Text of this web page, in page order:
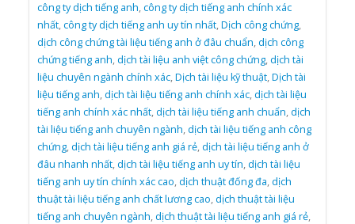
công ty dịch tiếng anh,công ty dịch tiếng anh chính xác
nhất,công ty dịch tiếng anh uy tín nhất,Dịch công chứng,
dịch công chứng tài liệu tiếng anh ở đâu chuẩn,dịch công
chứng tiếng anh,dịch tài liệu anh việt công chứng,dịch tài
liệu chuyên ngành chính xác,Dịch tài liệu kỹ thuật,Dịch tài
liệu tiếng anh,dịch tài liệu tiếng anh chính xác,dịch tài liệu
tiếng anh chính xác nhất,dịch tài liệu tiếng anh chuẩn,dịch
tài liệu tiếng anh chuyên ngành,dịch tài liệu tiếng anh công
chứng,dịch tài liệu tiếng anh giá rẻ,dịch tài liệu tiếng anh ở
đâu nhanh nhất,dịch tài liệu tiếng anh uy tín,dịch tài liệu
tiếng anh uy tín chính xác cao,dịch thuật đống đa,dịch
thuật tài liệu tiếng anh chất lương cao,dịch thuật tài liệu
tiếng anh chuyên ngành,dịch thuật tài liệu tiếng anh giá rẻ,